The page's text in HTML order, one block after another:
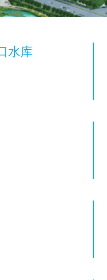
水库